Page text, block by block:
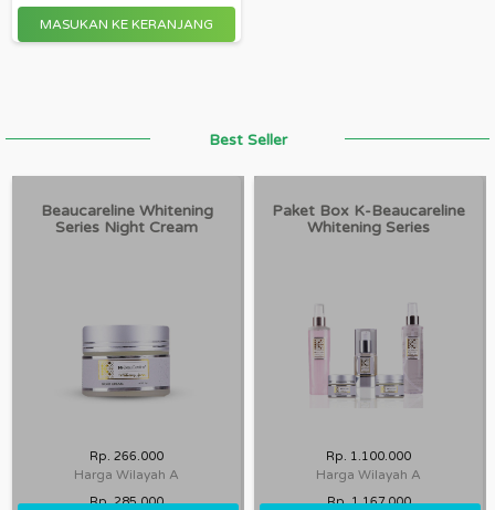
Best Seller
Beaucareline Whitening
Series Night Cream
Rp. 266.000
Harga Wilayah A
Rp. 285.000
Paket Box K-Beaucareline
Whitening Series
Rp. 1.100.000
Harga Wilayah A
Rp. 1.167.000